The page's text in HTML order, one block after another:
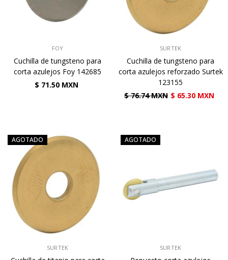
FOY
Cuchilla de tungsteno para
corta azulejos Foy 142685
$ 71.50 MXN
SURTEK
Cuchilla de tungsteno para
corta azulejos reforzado Surtek
123155
$ 76.74 MXN $ 65.30 MXN
AGOTADO
SURTEK
AGOTADO
SURTEK